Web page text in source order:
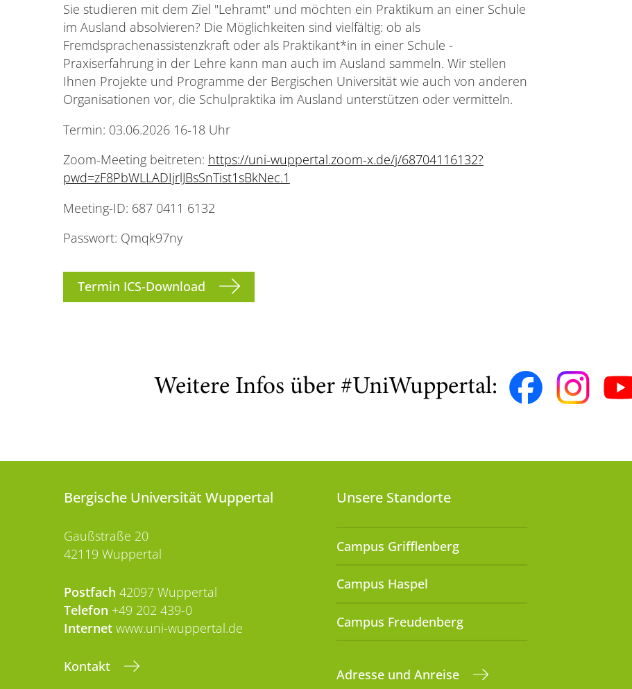
Sie studieren mit dem Ziel "Lehramt" und möchten ein Praktikum an einer Schule
im Ausland absolvieren? Die Möglichkeiten sind vielfältig: ob als
Fremdsprachenassistenzkraft oder als Praktikant*in in einer Schule -
Praxiserfahrung in der Lehre kann man auch im Ausland sammeln. Wir stellen
Ihnen Projekte und Programme der Bergischen Universität wie auch von anderen
Organisationen vor, die Schulpraktika im Ausland unterstützen oder vermitteln.
Termin: 03.06.2026 16-18 Uhr
Zoom-Meeting beitreten: https://uni-wuppertal.zoom-x.de/j/68704116132?
pwd=zF8PbWLLADIjrlJBsSnTist1sBkNec.1
Meeting-ID: 687 0411 6132
Passwort: Qmqk97ny
Termin ICS-Download
Weitere Infos über #UniWuppertal:
Bergische Universität Wuppertal
Gaußstraße 20
42119 Wuppertal
Postfach 42097 Wuppertal
Telefon +49 202 439-0
Internet www.uni-wuppertal.de
Kontakt
Unsere Standorte
Campus Grifflenberg
Campus Haspel
Campus Freudenberg
Adresse und Anreise